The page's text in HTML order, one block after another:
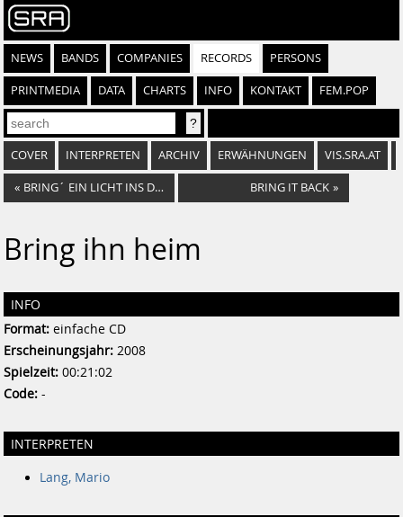
NEWS BANDS COMPANIES RECORDS PERSONS
PRINTMEDIA DATA CHARTS INFO KONTAKT FEM.POP
COVER INTERPRETEN ARCHIV ERWÄHNUNGEN VIS.SRA.AT
« BRING´ EIN LICHT INS DUNKEL BRING IT BACK »
Bring ihn heim
INFO
Format: einfache CD
Erscheinungsjahr: 2008
Spielzeit: 00:21:02
Code: -
INTERPRETEN
Lang, Mario